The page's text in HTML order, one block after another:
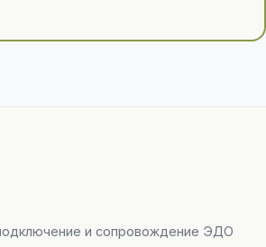
и сопровождение ЭДО